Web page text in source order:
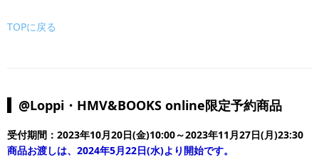
TOPに戻る
@Loppi・HMV&BOOKS online限定予約商品
受付期間：2023年10月20日(金)10:00～2023年11月27日(月)23:30
商品お渡しは、2024年5月22日(水)より開始です。